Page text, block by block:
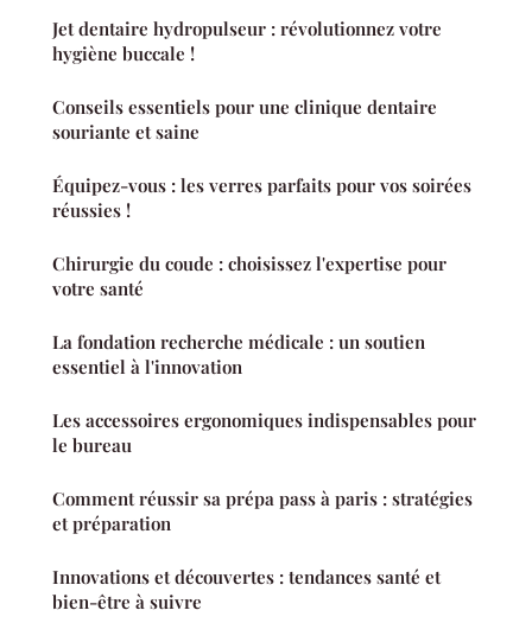
Jet dentaire hydropulseur : révolutionnez votre
hygiène buccale !
Conseils essentiels pour une clinique dentaire
souriante et saine
Équipez-vous : les verres parfaits pour vos soirées
réussies !
Chirurgie du coude : choisissez l'expertise pour
votre santé
La fondation recherche médicale : un soutien
essentiel à l'innovation
Les accessoires ergonomiques indispensables pour
le bureau
Comment réussir sa prépa pass à paris : stratégies
et préparation
Innovations et découvertes : tendances santé et
bien-être à suivre